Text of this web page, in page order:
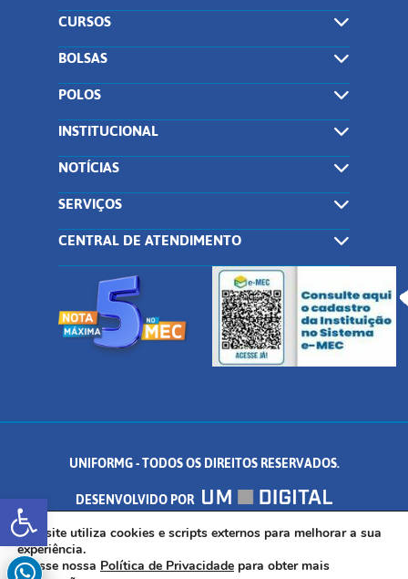
Abrir a barra de ferramentas
CURSOS
BOLSAS
POLOS
INSTITUCIONAL
NOTÍCIAS
SERVIÇOS
CENTRAL DE ATENDIMENTO
UNIFORMG - TODOS OS DIREITOS RESERVADOS.
DESENVOLVIDO POR
AV. DR. ARNALDO DE SENNA, 328 - PALMEIRAS, FORMIGA/MG - CEP:
35.574.530
Este site utiliza cookies e scripts externos para melhorar a sua
experiência.
Acesse nossa Política de Privacidade para obter mais